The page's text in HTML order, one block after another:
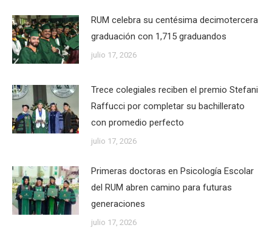
RUM celebra su centésima decimotercera
graduación con 1,715 graduandos
julio 17, 2026
Trece colegiales reciben el premio Stefani
Raffucci por completar su bachillerato
con promedio perfecto
julio 17, 2026
Primeras doctoras en Psicología Escolar
del RUM abren camino para futuras
generaciones
julio 17, 2026